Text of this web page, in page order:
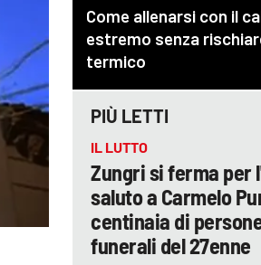
PIÙ LETTI
IL LUTTO
Zungri si ferma per
saluto a Carmelo
centinaia di
funerali del 27enne